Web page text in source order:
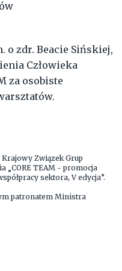
o zdr. Beacie Sińskiej,
Człowieka
za osobiste
Związek Grup
„CORE TEAM - promocja
sektora, V edycja”.
patronatem Ministra